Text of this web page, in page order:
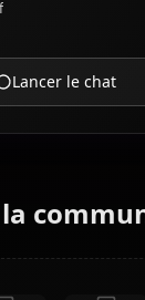
Lancer le chat